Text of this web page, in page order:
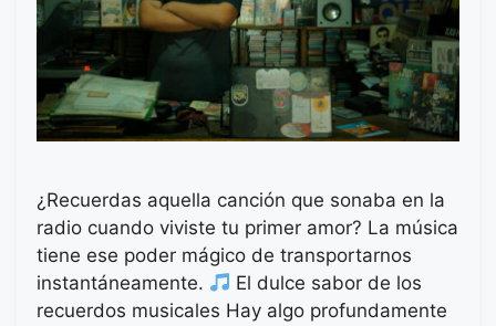
¿Recuerdas aquella canción que sonaba en la
radio cuando viviste tu primer amor? La música
tiene ese poder mágico de transportarnos
instantáneamente.
El dulce sabor de los
recuerdos musicales Hay algo profundamente